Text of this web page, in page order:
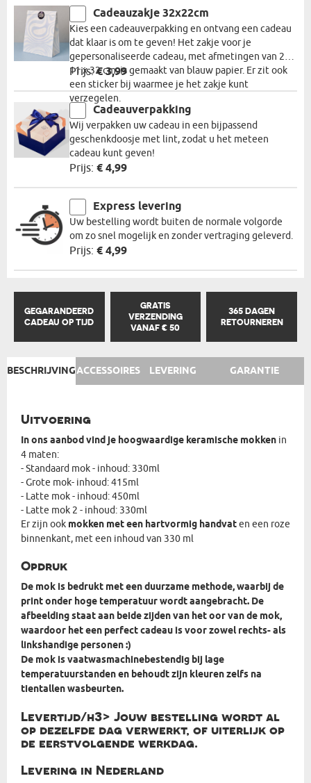
Cadeauzakje 32x22cm
Kies een cadeauverpakking en ontvang een cadeau
dat klaar is om te geven! Het zakje voor je
gepersonaliseerde cadeau, met afmetingen van 22 x
11 x 32 cm, is gemaakt van blauw papier. Er zit ook
een sticker bij waarmee je het zakje kunt
verzegelen.
Prijs:€ 3,99
Cadeauverpakking
Wij verpakken uw cadeau in een bijpassend
geschenkdoosje met lint, zodat u het meteen
cadeau kunt geven!
Prijs: € 4,99
Express levering
Uw bestelling wordt buiten de normale volgorde
om zo snel mogelijk en zonder vertraging geleverd.
Prijs: € 4,99
GEGARANDEERD
CADEAU OP TIJD
GRATIS
VERZENDING
VANAF € 50
365 DAGEN
RETOURNEREN
BESCHRIJVINGACCESSOIRES LEVERING GARANTIE
Uitvoering
In ons aanbod vind je hoogwaardige keramische mokken in
4 maten:
- Standaard mok - inhoud: 330ml
- Grote mok- inhoud: 415ml
- Latte mok - inhoud: 450ml
- Latte mok 2 - inhoud: 330ml
Er zijn ook mokken met een hartvormig handvaten een roze
binnenkant, met een inhoud van 330 ml
Opdruk
De mok is bedrukt met een duurzame methode, waarbij de
print onder hoge temperatuur wordt aangebracht. De
afbeelding staat aan beide zijden van het oor van de mok,
waardoor het een perfect cadeau is voor zowel rechts- als
linkshandige personen :)
De mok is vaatwasmachinebestendig bij lage
temperatuurstanden en behoudt zijn kleuren zelfs na
tientallen wasbeurten.
Levertijd/h3> Jouw bestelling wordt al
op dezelfde dag verwerkt, of uiterlijk op
de eerstvolgende werkdag.
Levering in Nederland